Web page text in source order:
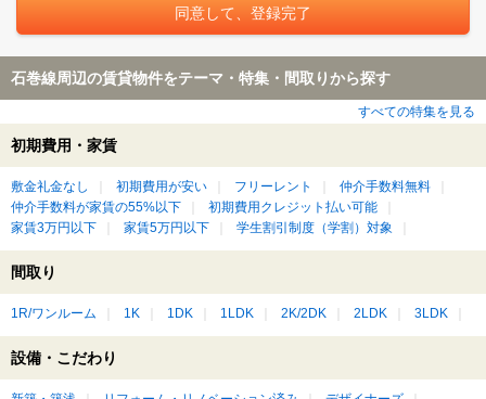
石巻線周辺の賃貸物件をテーマ・特集・間取りから探す
すべての特集を見る
初期費用・家賃
敷金礼金なし 初期費用が安い フリーレント
仲介手数料無料
仲介手数料が家賃の55%以下
初期費用クレジット払い可能
家賃3万円以下
家賃5万円以下 学生割引制度（学割）対象
間取り
1R/ワンルーム 1K 1DK 1LDK 2K/2DK 2LDK 3LDK
設備・こだわり